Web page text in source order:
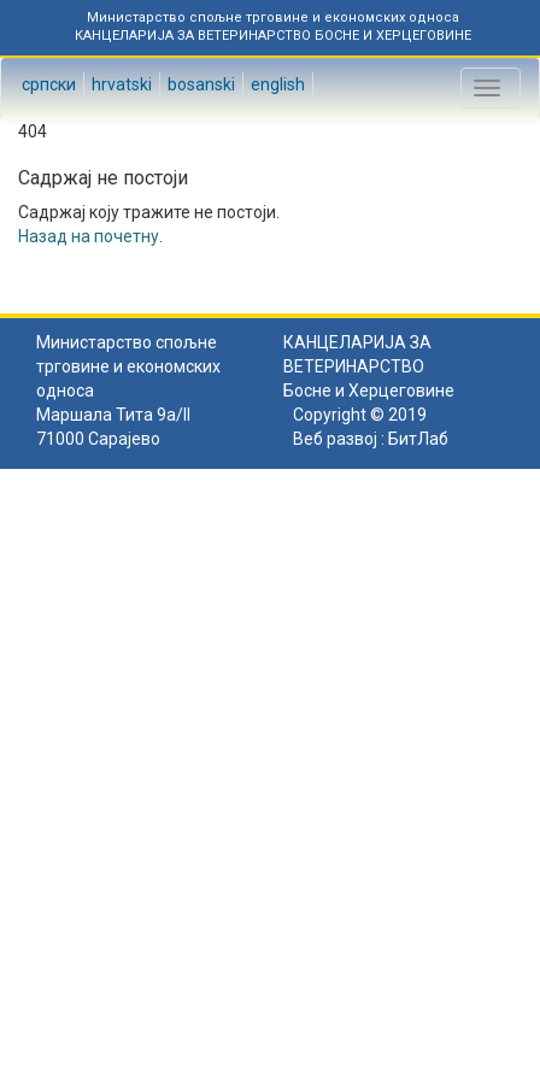
Министарство спољне трговине и економских односа
КАНЦЕЛАРИЈА ЗА ВЕТЕРИНАРСТВО БОСНЕ И ХЕРЦЕГОВИНЕ
српски hrvatski bosanski english
Toggle
404
Садржај не постоји
Садржај коју тражите не постоји.
Назад на почетну
Министарство спољне
трговине и економских
односа
КАНЦЕЛАРИЈА ЗА
ВЕТЕРИНАРСТВО
Босне и Херцеговине
Маршала Тита 9а/II
71000 Сарајево
Copyright © 2019
Веб развој : БитЛаб